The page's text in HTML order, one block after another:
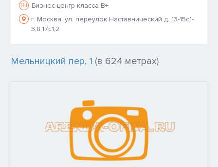
B+ Бизнес-центр класса B+
г. Москва, ул. переулок Наставнический д. 13-15с1-
3,8;17с1,2
Мельницкий пер, 1 (в 624 метрах)